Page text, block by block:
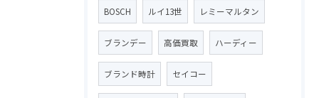
BOSCH ルイ13世 レミーマルタン
ブランデー 高価買取 ハーディー
ブランド時計 セイコー